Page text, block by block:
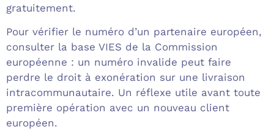
gratuitement.
Pour vérifier le numéro d’un partenaire européen,
consulter la base VIES de la Commission
européenne : un numéro invalide peut faire
perdre le droit à exonération sur une livraison
intracommunautaire. Un réflexe utile avant toute
première opération avec un nouveau client
européen.